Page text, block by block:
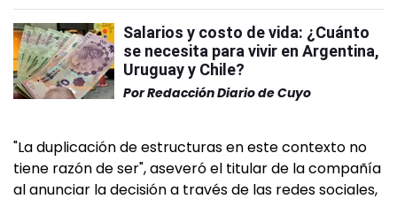
Salarios y costo de vida: ¿Cuánto
se necesita para vivir en Argentina,
Uruguay y Chile?
PorRedacción Diario de Cuyo
"La duplicación de estructuras en este contexto no
tiene razón de ser", aseveró el titular de la compañía
al anunciar la decisión a través de las redes sociales,